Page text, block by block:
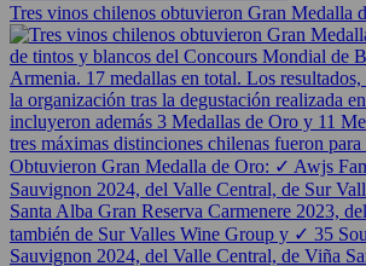
Tres vinos chilenos obtuvieron Gran Medalla